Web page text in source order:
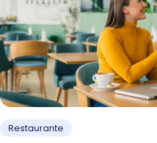
Restaurante